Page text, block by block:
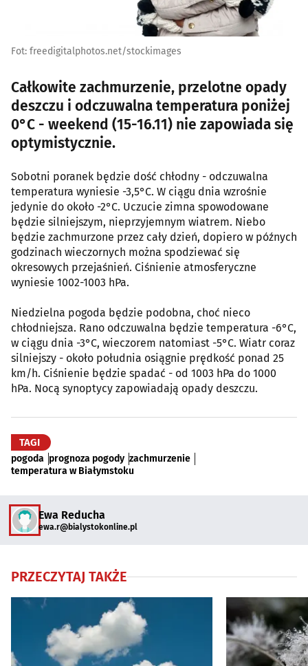
Fot: freedigitalphotos.net/stockimages
Całkowite zachmurzenie, przelotne opady
deszczu i odczuwalna temperatura poniżej
0°C - weekend (15-16.11) nie zapowiada się
optymistycznie.
Sobotni poranek będzie dość chłodny - odczuwalna
temperatura wyniesie -3,5°C. W ciągu dnia wzrośnie
jedynie do około -2°C. Uczucie zimna spowodowane
będzie silniejszym, nieprzyjemnym wiatrem. Niebo
będzie zachmurzone przez cały dzień, dopiero w późnych
godzinach wieczornych można spodziewać się
okresowych przejaśnień. Ciśnienie atmosferyczne
wyniesie 1002-1003 hPa.
Niedzielna pogoda będzie podobna, choć nieco
chłodniejsza. Rano odczuwalna będzie temperatura -6°C,
w ciągu dnia -3°C, wieczorem natomiast -5°C. Wiatr coraz
silniejszy - około południa osiągnie prędkość ponad 25
km/h. Ciśnienie będzie spadać - od 1003 hPa do 1000
hPa. Nocą synoptycy zapowiadają opady deszczu.
TAGI
pogoda prognoza pogody zachmurzenie
temperatura w Białymstoku
Ewa Reducha
ewa.r@bialystokonline.pl
PRZECZYTAJ TAKŻE